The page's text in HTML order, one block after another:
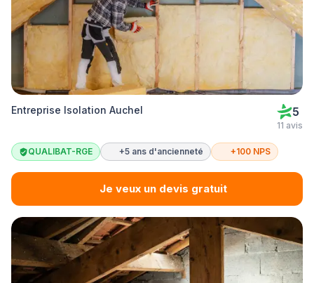
Entreprise Isolation Auchel 5
11 avis
QUALIBAT-RGE +5 ans d'ancienneté +100 NPS
Je veux un devis gratuit